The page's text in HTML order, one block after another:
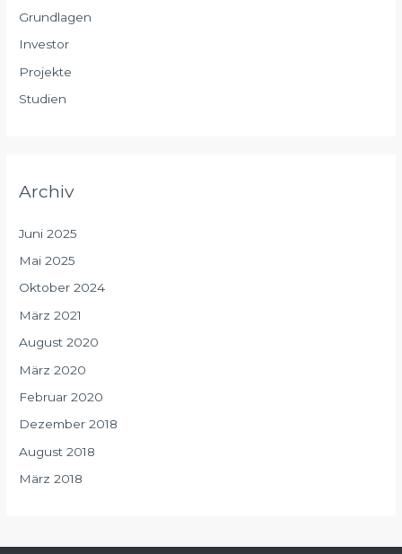
Grundlagen
Investor
Projekte
Studien
Archiv
Juni 2025
Mai 2025
Oktober 2024
März 2021
August 2020
März 2020
Februar 2020
Dezember 2018
August 2018
März 2018